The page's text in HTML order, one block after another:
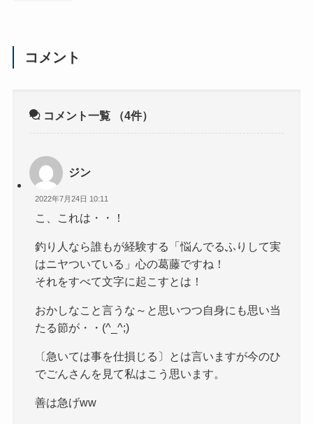
コメント
コメント一覧 （4件）
ジン
2022年7月24日 10:11
こ、これは・・！
釣り人なら誰もが経験する「悩んでるふりして実
はニヤついている」心の葛藤ですね！
それをすべて文字に起こすとは！
おかしなこと言うな～と思いつつ自身にも思い当
たる節が・・(^_^;)
〔急いては事を仕損じる〕とは言いますが今のひ
でごんさんを見て私はこう思います。
善は急げww